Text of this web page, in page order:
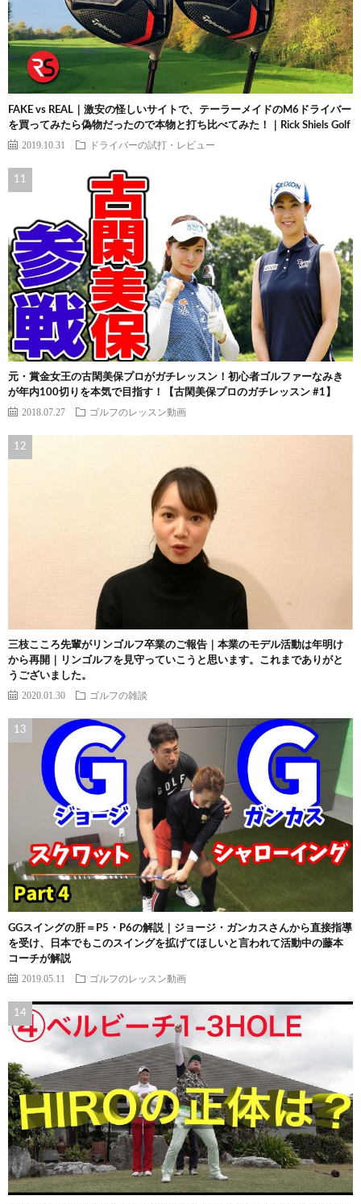
FAKE vs REAL｜激安の怪しいサイトで、テーラーメイドのM6ドライバー
を買ってみたら偽物だったので本物と打ち比べてみた！｜Rick Shiels Golf
2019.10.31 ドライバーの試打・レビュー
元・賞金女王の古閑美保プロがガチレッスン！初心者ゴルファーなみき
が年内100切りを本気で目指す！【古閑美保プロのガチレッスン #1】
2018.07.27 ゴルフのレッスン動画
三枝こころ先輩がリンゴルフ卒業のご報告｜本業のモデル活動は年明け
から再開｜リンゴルフを見守っていこうと思います。これまでありがと
うございました。
2020.01.30 ゴルフの雑談
GGスイングの肝＝P5・P6の解説｜ジョージ・ガンカスさんから直接指導
を受け、日本でもこのスイングを拡げてほしいと言われて活動中の藤本
コーチが解説
2019.05.11 ゴルフのレッスン動画